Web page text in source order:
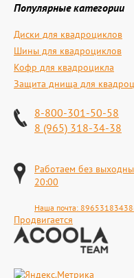
Популярные категории
Диски для квадроциклов
Шины для квадроциклов
Кофр для квадроцикла
Защита днища для
8-800-301-50-58
8 (965) 318-34-38
Работаем без
20:00
Наша почта:
Продвигается